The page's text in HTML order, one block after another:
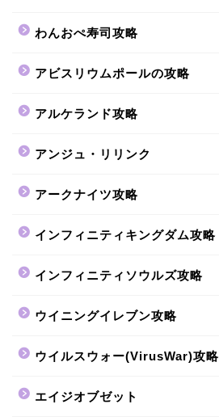
わんおぺ寿司攻略
アビスリウムポールの攻略
アルケランド攻略
アンジュ・リリンク
アークナイツ攻略
インフィニティキングダム攻略
インフィニティソウルズ攻略
ウイニングイレブン攻略
ウイルスウォー(VirusWar)攻略
エイジオブゼット